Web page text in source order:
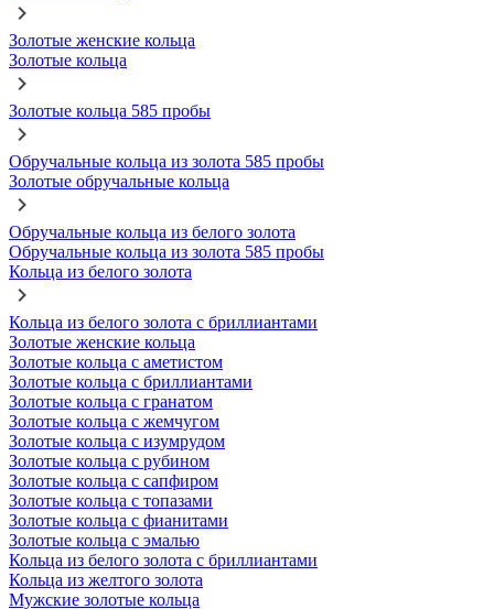
Золотые женские кольца
Золотые кольца
Золотые кольца 585 пробы
Обручальные кольца из золота 585 пробы
Золотые обручальные кольца
Обручальные кольца из белого золота
Обручальные кольца из золота 585 пробы
Кольца из белого золота
Кольца из белого золота с бриллиантами
Золотые женские кольца
Золотые кольца с аметистом
Золотые кольца с бриллиантами
Золотые кольца с гранатом
Золотые кольца с жемчугом
Золотые кольца с изумрудом
Золотые кольца с рубином
Золотые кольца с сапфиром
Золотые кольца с топазами
Золотые кольца с фианитами
Золотые кольца с эмалью
Кольца из белого золота с бриллиантами
Кольца из желтого золота
Мужские золотые кольца